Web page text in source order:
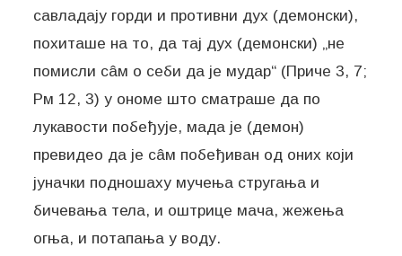
савладају горди и противни дух (демонски),
похиташе на то, да тај дух (демонски) „не
помисли сâм о себи да је мудар“ (Приче 3, 7;
Рм 12, 3) у ономе што сматраше да по
лукавости побеђује, мада је (демон)
превидео да је сâм побеђиван од оних који
јуначки подношаху мучења стругања и
бичевања тела, и оштрице мача, жежења
огња, и потапања у воду.